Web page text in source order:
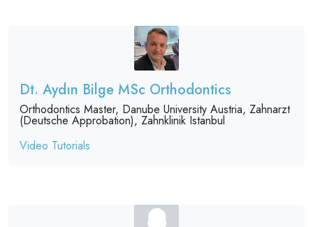
Dt. Aydın Bilge MSc Orthodontics
Orthodontics Master, Danube University Austria, Zahnarzt
(Deutsche Approbation), Zahnklinik Istanbul
Video Tutorials